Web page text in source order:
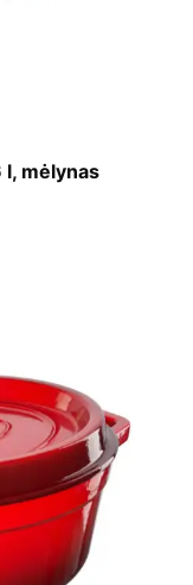
l, mėlynas